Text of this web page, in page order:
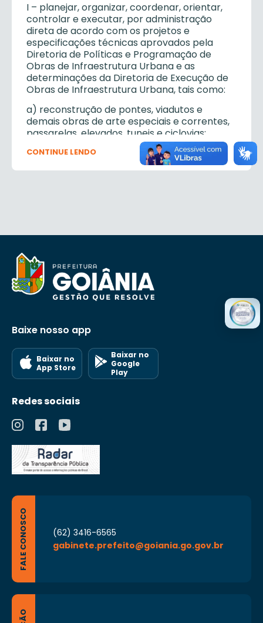
I – planejar, organizar, coordenar, orientar,
controlar e executar, por administração
direta de acordo com os projetos e
especificações técnicas aprovados pela
Diretoria de Políticas e Programação de
Obras de Infraestrutura Urbana e as
determinações da Diretoria de Execução de
Obras de Infraestrutura Urbana, tais como:
a) reconstrução de pontes, viadutos e
demais obras de arte especiais e correntes,
passarelas, elevados, tuneis e ciclovias;
b) reconstrução de muros de arrimo,
defensas, barreiras de proteção ou
lhe forem determinadas pelo Diretor de
CONTINUE LENDO
Baixe nosso app
Baixar no
App Store
Baixar no
Google
Play
Redes sociais
FALE CONOSCO
(62) 3416-6565
gabinete.prefeito@goiania.go.gov.br